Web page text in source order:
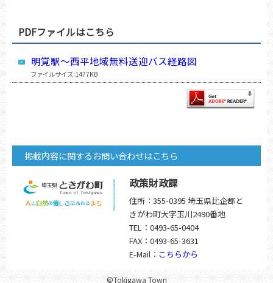
PDFファイルはこちら
明覚駅〜西平地域無料送迎バス経路図
ファイルサイズ:1477KB
掲載内容に関するお問い合わせはこちら
政策財政課
住所：355-0395 埼玉県比企郡と
きがわ町大字玉川2490番地
TEL：0493-65-0404
FAX：0493-65-3631
E-Mail： こちらから
©Tokigawa Town